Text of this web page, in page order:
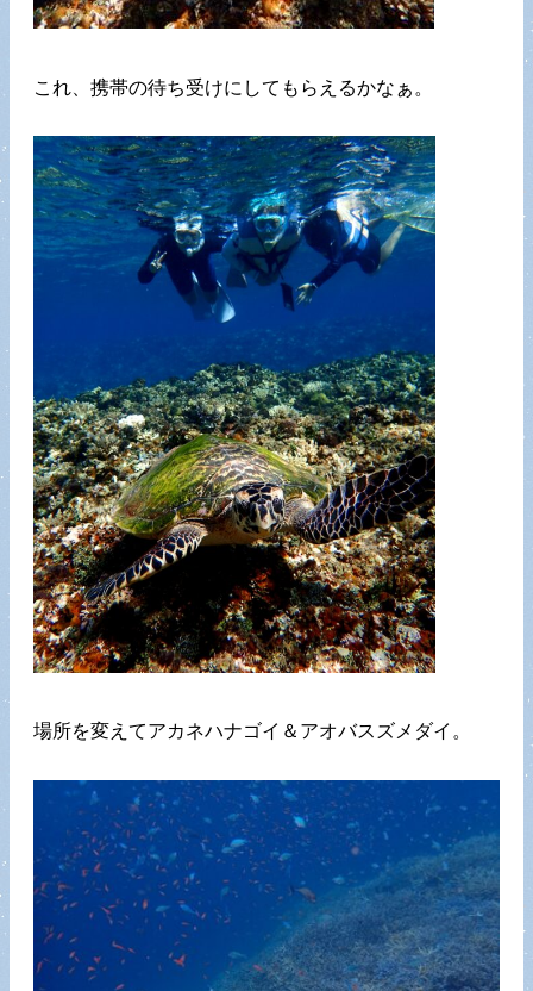
これ、携帯の待ち受けにしてもらえるかなぁ。
場所を変えてアカネハナゴイ＆アオバスズメダイ。